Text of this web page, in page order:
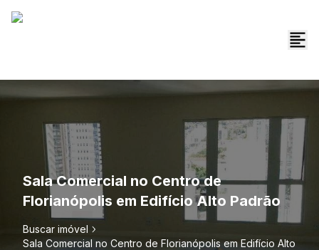
Sala Comercial no Centro de
Florianópolis em Edifício Alto Padrão
Buscar imóvel
Sala Comercial no Centro de Florianópolis em Edifício Alto